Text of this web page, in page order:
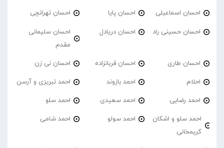
احسان اسماعیلی احسان پایا احسان تهرانچی
احسان حسینی راد احسان دریادل
احسان سلیمانی
مقدم
احسان طاری احسان قربانزاده احسان نی زن
احلام احمد بازوند احمد تبریزی و آرسن
احمد‌ رضایی احمد سعیدی احمد سلو
احمد سلو و اشکان
کریمخانی
احمد سولو احمد شامی